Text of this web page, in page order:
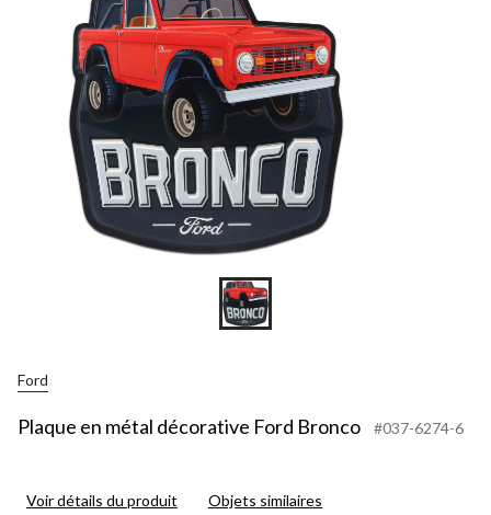
Ford
Plaque en métal décorative Ford Bronco #037-6274-6
Voir détails du produit Objets similaires